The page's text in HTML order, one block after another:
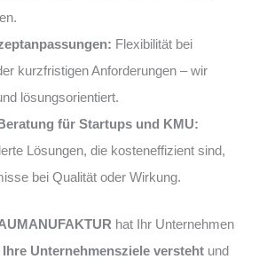
Flexibilität bei
kurzfristigen Anforderungen – wir
lösungsorientiert.
für Startups und KMU:
Lösungen, die kosteneffizient sind,
bei Qualität oder Wirkung.
hat Ihr Unternehmen
Ihre Unternehmensziele versteht und